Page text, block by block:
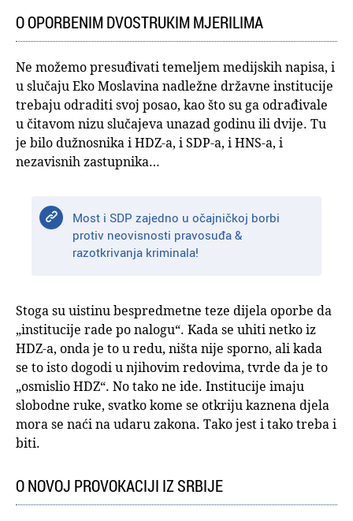
O OPORBENIM DVOSTRUKIM MJERILIMA
Ne možemo presuđivati temeljem medijskih napisa, i
u slučaju Eko Moslavina nadležne državne institucije
trebaju odraditi svoj posao, kao što su ga odrađivale
u čitavom nizu slučajeva unazad godinu ili dvije. Tu
je bilo dužnosnika i HDZ-a, i SDP-a, i HNS-a, i
nezavisnih zastupnika…
Most i SDP zajedno u očajničkoj borbi
protiv neovisnosti pravosuđa &
razotkrivanja kriminala!
Stoga su uistinu bespredmetne teze dijela oporbe da
„institucije rade po nalogu“. Kada se uhiti netko iz
HDZ-a, onda je to u redu, ništa nije sporno, ali kada
se to isto dogodi u njihovim redovima, tvrde da je to
„osmislio HDZ“. No tako ne ide. Institucije imaju
slobodne ruke, svatko kome se otkriju kaznena djela
mora se naći na udaru zakona. Tako jest i tako treba i
biti.
O NOVOJ PROVOKACIJI IZ SRBIJE